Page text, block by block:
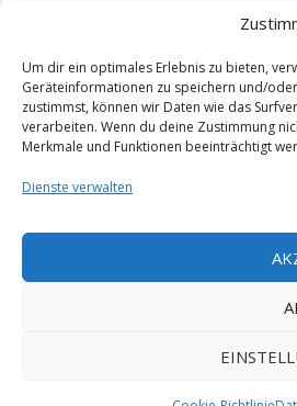
Um dir ein optimales Erlebnis zu bieten,
Geräteinformationen zu speichern und/
zustimmst, können wir Daten wie das
verarbeiten. Wenn du deine Zustimmung
Merkmale und Funktionen beeinträchtigt
Dienste verwalten